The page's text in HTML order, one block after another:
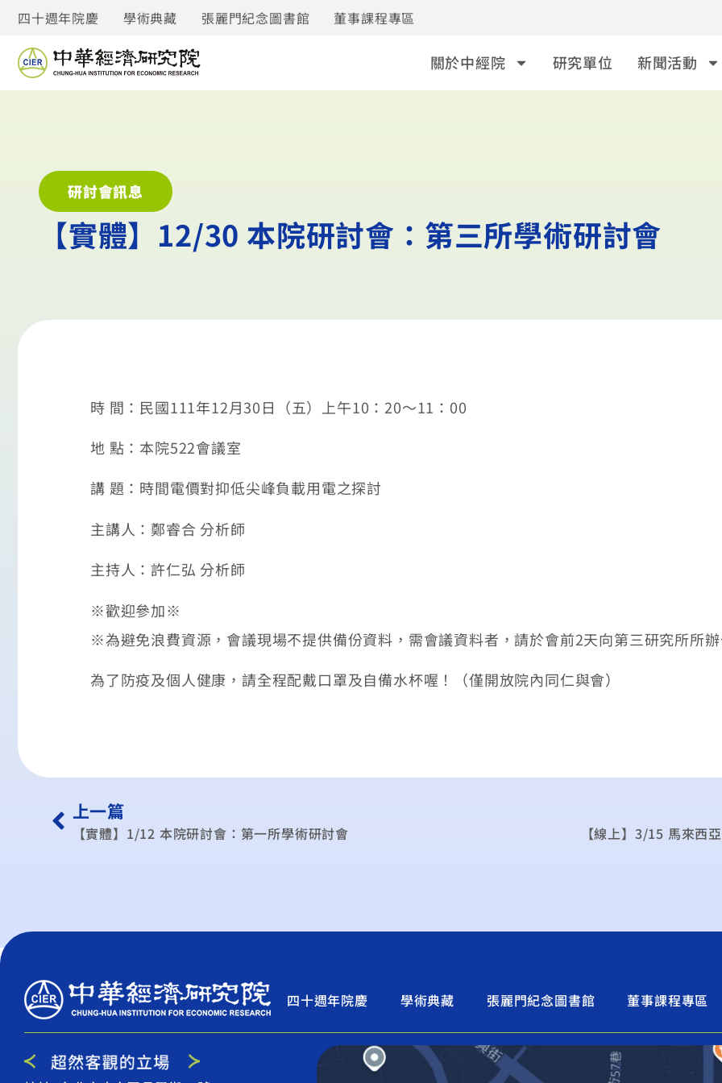
四十週年院慶 學術典藏 張麗門紀念圖書館 董事課程專區
關於中經院 研究單位 新聞活動
研討會訊息
【實體】12/30 本院研討會：第三所學術研討會
時 間：民國111年12月30日（五）上午10：20～11：00
地 點：本院522會議室
講 題：時間電價對抑低尖峰負載用電之探討
主講人：鄭睿合 分析師
主持人：許仁弘 分析師
※歡迎參加※
※為避免浪費資源，會議現場不提供備份資料，需會議資料者，請於會前2天向第三研究所所辦
為了防疫及個人健康，請全程配戴口罩及自備水杯喔！（僅開放院內同仁與會）
上一篇
【實體】1/12 本院研討會：第一所學術研討會 【線上】3/15 馬來西
四十週年院慶 學術典藏 張麗門紀念圖書館 董事課程專區